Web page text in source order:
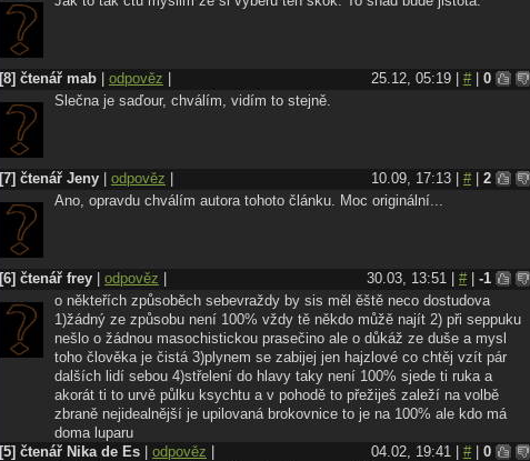
[8] čtenář mab odpověz 25.12, 05:19 | #| 0
Slečna je saďour, chválím, vidím to stejně.
[7] čtenář Jeny odpověz 10.09, 17:13 | #| 2
Ano, opravdu chválím autora tohoto článku. Moc originální...
[6] čtenář frey odpověz 30.03, 13:51 | #| -1
o někteřích způsoběch sebevraždy by sis měl ěště neco dostudova
1)žádný ze způsobu není 100% vždy tě někdo můžě najít 2) při seppuku
nešlo o žádnou masochistickou prasečino ale o důkáž ze duše a mysl
toho člověka je čistá 3)plynem se zabijej jen hajzlové co chtěj vzít pár
dalších lidí sebou 4)střelení do hlavy taky není 100% sjede ti ruka a
akorát ti to urvě půlku ksychtu a v pohodě to přežiješ zaleží na volbě
zbraně nejidealnější je upilovaná brokovnice to je na 100% ale kdo má
doma luparu
[5] čtenář Nika de Es
odpověz 04.02, 19:41 | #| 0